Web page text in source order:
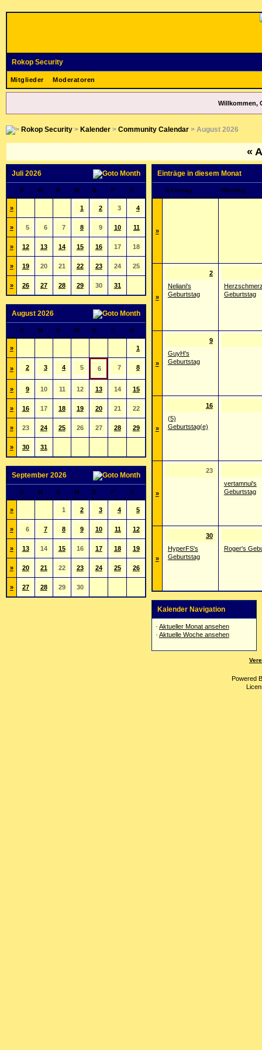
Rokop Security
Mitglieder Moderatoren
Willkommen,
Rokop Security> Kalender> Community Calendar> August 2026
«
Juli 2026
S M D M D F S
» 1 2 3 4
» 5 6 7 8 9 10 11
» 12 13 14 15 16 17 18
» 19 20 21 22 23 24 25
» 26 27 28 29 30 31
August 2026
S M D M D F S
» 1
» 2 3 4 5 6 7 8
» 9 10 11 12 13 14 15
» 16 17 18 19 20 21 22
» 23 24 25 26 27 28 29
» 30 31
September 2026
S M D M D F S
» 1 2 3 4 5
» 6 7 8 9 10 11 12
» 13 14 15 16 17 18 19
» 20 21 22 23 24 25 26
» 27 28 29 30
Einträge in diesem Monat
Sonntag Montag
»
»
2
Neliani's
Geburtstag
Geburtstag
»
9
GuyH's
Geburtstag
»
16
(5)
Geburtstag(e)
»
23
vertamnui's
Geburtstag
»
30
HyperFS's
Geburtstag
Roger's
Kalender Navigation
· Aktueller Monat ansehen
· Aktuelle Woche ansehen
Powered